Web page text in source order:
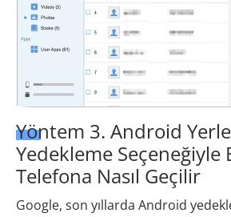
Yöntem 3. Android
Yedekleme Seçeneğiyle
Telefona Nasıl Geçilir
Google, son yıllarda Android